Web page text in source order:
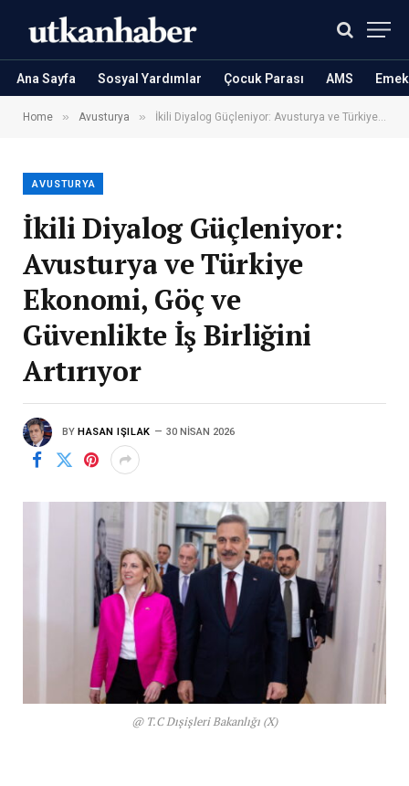
Ana Sayfa Sosyal Yardımlar Çocuk Parası AMS
Home » Avusturya » İkili Diyalog Güçleniyor: Avusturya ve Türkiye Ekonomi, Göç ve Güvenlikte İş Birliğini Artırıyor
AVUSTURYA
İkili Diyalog Güçleniyor:
Avusturya ve Türkiye
Ekonomi, Göç ve
Güvenlikte İş Birliğini
Artırıyor
BY HASAN IŞILAK 30 NISAN 2026
@ T.C Dışişleri Bakanlığı (X)